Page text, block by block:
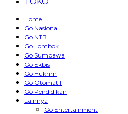
Home
Go Nasional
Go NTB
Go Lombok
Go Sumbawa
Go Ekbis
Go Hukrim
Go Otomatif
Go Pendidikan
Lainnya
Go Entertainment